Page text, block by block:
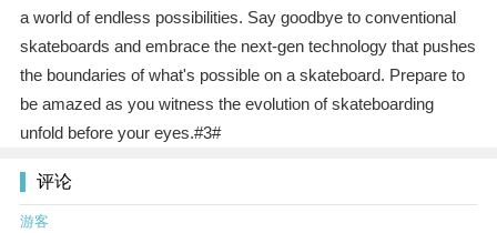
a world of endless possibilities. Say goodbye to conventional
skateboards and embrace the next-gen technology that pushes
the boundaries of what's possible on a skateboard. Prepare to
be amazed as you witness the evolution of skateboarding
unfold before your eyes.#3#
评论
游客